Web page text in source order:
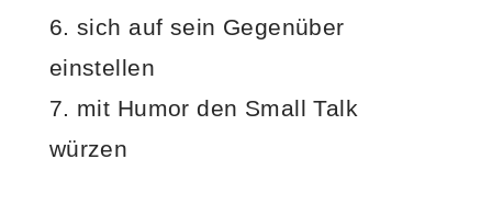
6. sich auf sein Gegenüber
einstellen
7. mit Humor den Small Talk
würzen